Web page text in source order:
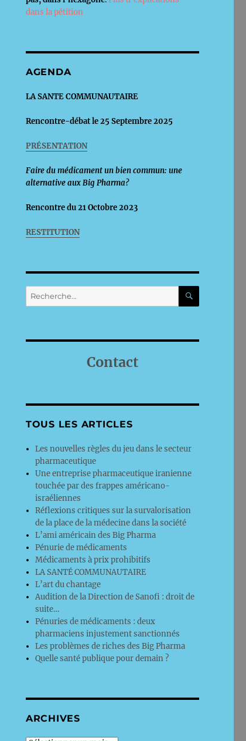
dans la pétition
AGENDA
LA SANTE COMMUNAUTAIRE
Rencontre-débat le 25 Septembre 2025
PRÉSENTATION
Faire du médicament un bien commun: une
alternative aux Big Pharma?
Rencontre du 21 Octobre 2023
RESTITUTION
Recherche
pour :
Contact
TOUS LES ARTICLES
Les nouvelles règles du jeu dans le secteur
pharmaceutique
Une entreprise pharmaceutique iranienne
touchée par des frappes américano-
israéliennes
Réflexions critiques sur la survalorisation
de la place de la médecine dans la société
L’ami américain des Big Pharma
Pénurie de médicaments
Médicaments à prix prohibitifs
LA SANTÉ COMMUNAUTAIRE
L’art du chantage
Audition de la Direction de Sanofi : droit de
suite…
Pénuries de médicaments : deux
pharmaciens injustement sanctionnés
Les problèmes de riches des Big Pharma
Quelle santé publique pour demain ?
ARCHIVES